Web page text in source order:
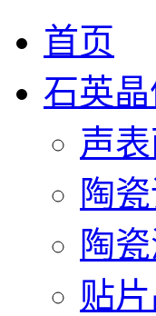
首页
石英
声
陶
陶
贴